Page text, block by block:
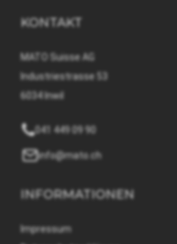
KONTAKT
MATO Suisse AG
Industriestrasse 53
6034 Inwil
041 449 09 90
info@mato.ch
INFORMATIONEN
Impressum